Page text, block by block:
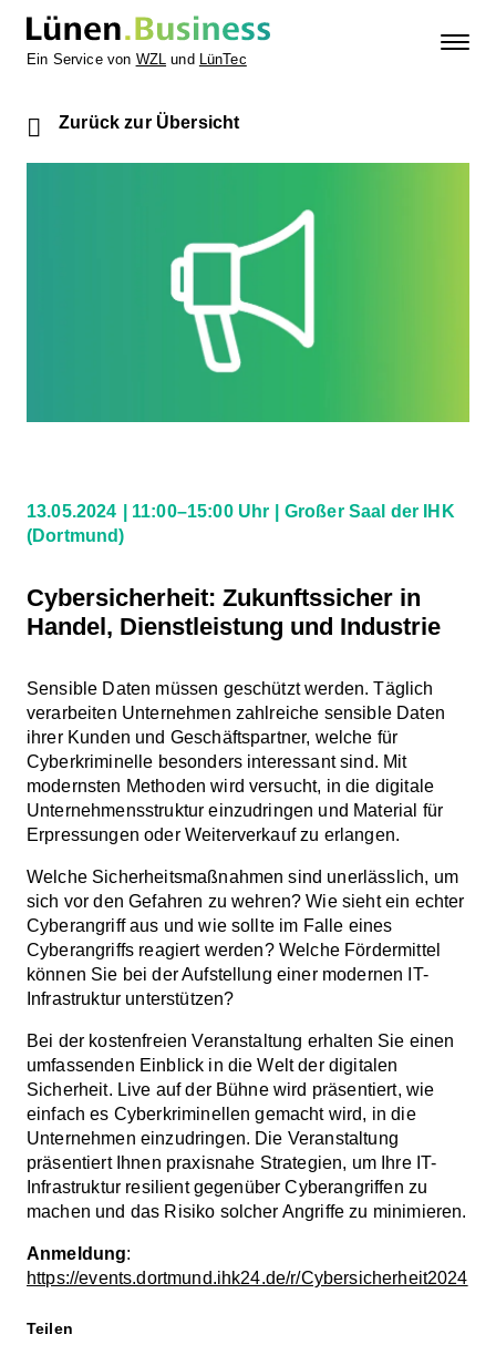
Ein Service von WZL und LünTec
Zurück zur Übersicht
13.05.2024 11:00–15:00 Uhr
Großer Saal der IHK
(Dortmund)
Cybersicherheit: Zukunftssicher in
Handel, Dienstleistung und Industrie
Sensible Daten müssen geschützt werden. Täglich
verarbeiten Unternehmen zahlreiche sensible Daten
ihrer Kunden und Geschäftspartner, welche für
Cyberkriminelle besonders interessant sind. Mit
modernsten Methoden wird versucht, in die digitale
Unternehmensstruktur einzudringen und Material für
Erpressungen oder Weiterverkauf zu erlangen.
Welche Sicherheitsmaßnahmen sind unerlässlich, um
sich vor den Gefahren zu wehren? Wie sieht ein echter
Cyberangriff aus und wie sollte im Falle eines
Cyberangriffs reagiert werden? Welche Fördermittel
können Sie bei der Aufstellung einer modernen IT-
Infrastruktur unterstützen?
Bei der kostenfreien Veranstaltung erhalten Sie einen
umfassenden Einblick in die Welt der digitalen
Sicherheit. Live auf der Bühne wird präsentiert, wie
einfach es Cyberkriminellen gemacht wird, in die
Unternehmen einzudringen. Die Veranstaltung
präsentiert Ihnen praxisnahe Strategien, um Ihre IT-
Infrastruktur resilient gegenüber Cyberangriffen zu
machen und das Risiko solcher Angriffe zu minimieren.
Anmeldung:
https://events.dortmund.ihk24.de/r/Cybersicherheit2024
Teilen